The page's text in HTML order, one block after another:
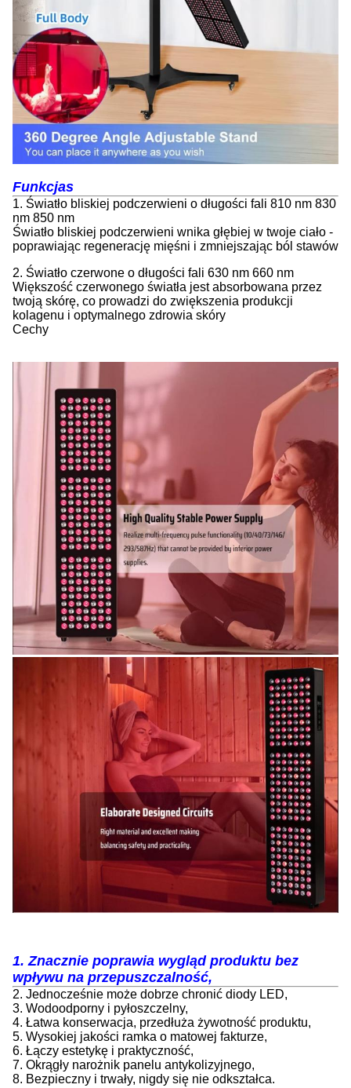
Funkcjas
1. Światło bliskiej podczerwieni o długości fali 810 nm 830
nm 850 nm
Światło bliskiej podczerwieni wnika głębiej w twoje ciało -
poprawiając regenerację mięśni i zmniejszając ból stawów
2. Światło czerwone o długości fali 630 nm 660 nm
Większość czerwonego światła jest absorbowana przez
twoją skórę, co prowadzi do zwiększenia produkcji
kolagenu i optymalnego zdrowia skóry
Cechy
1. Znacznie poprawia wygląd produktu bez
wpływu na przepuszczalność,
2. Jednocześnie może dobrze chronić diody LED,
3. Wodoodporny i pyłoszczelny,
4. Łatwa konserwacja, przedłuża żywotność produktu,
5. Wysokiej jakości ramka o matowej fakturze,
6. Łączy estetykę i praktyczność,
7. Okrągły narożnik panelu antykolizyjnego,
8. Bezpieczny i trwały, nigdy się nie odkształca.